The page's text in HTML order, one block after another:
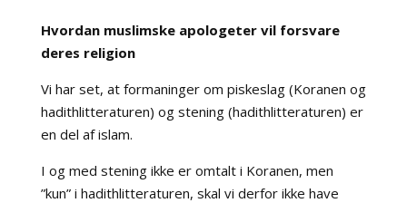
Hvordan muslimske apologeter vil forsvare
deres religion
Vi har set, at formaninger om piskeslag (Koranen og
hadithlitteraturen) og stening (hadithlitteraturen) er
en del af islam.
I og med stening ikke er omtalt i Koranen, men
”kun” i hadithlitteraturen, skal vi derfor ikke have